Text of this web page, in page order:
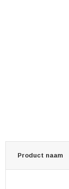
Product naam